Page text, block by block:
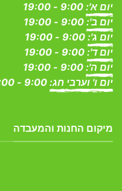
יום א':
יום ב':
יום ג':
יום ד':
יום ה':
יום ו' וערבי חג:
מיקום החנות והמעבדה